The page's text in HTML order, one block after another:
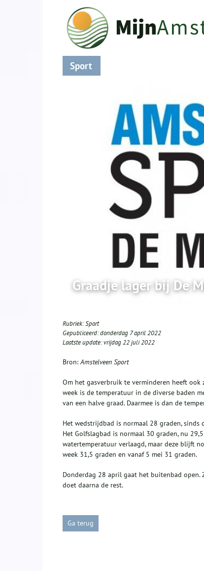
Sport
Graadje lager bij De
Rubriek:Sport
Gepubliceerd:donderdag 7 april 2022
Laatste update:vrijdag 22 juli 2022
Bron:Amstelveen Sport
Om het gasverbruik te verminderen heeft ook
week is de temperatuur in de diverse baden
van een halve graad. Daarmee is dan de
Het wedstrijdbad is normaal 28 graden, sinds
Het Golfslagbad is normaal 30 graden, nu
watertemperatuur verlaagd, maar deze blijft
week 31,5 graden en vanaf 5 mei 31 graden.
Donderdag 28 april gaat het buitenbad open.
doet daarna de rest.
Ga terug